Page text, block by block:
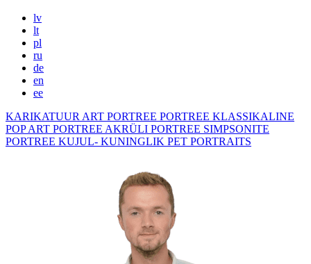
lv
lt
pl
ru
de
en
ee
KARIKATUUR ART PORTREE PORTREE KLASSIKALINE
POP ART PORTREE AKRÜLI PORTREE SIMPSONITE
PORTREE KUJUL- KUNINGLIK PET PORTRAITS